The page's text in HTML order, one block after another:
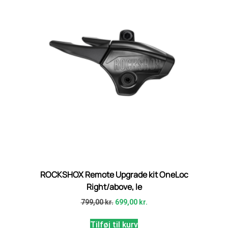
ROCKSHOX Remote Upgrade kit OneLoc
Right/above, le
799,00kr. 699,00 kr.
Tilføj til kurv